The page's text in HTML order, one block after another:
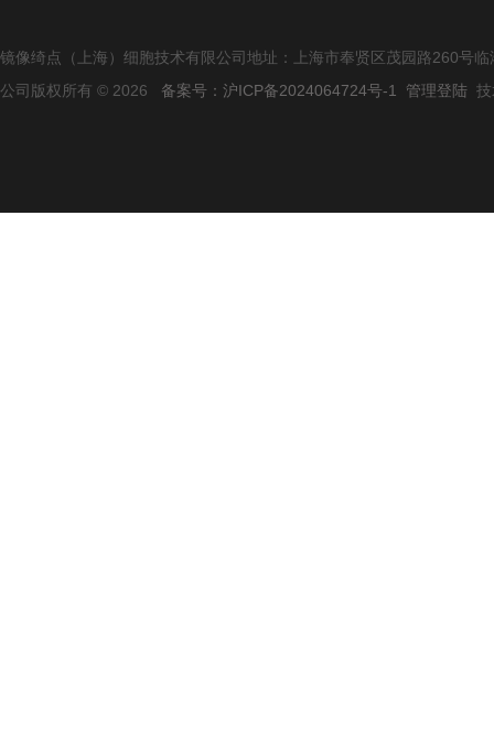
镜像绮点（上海）细胞技术有限公司地址：上海市奉贤区茂园路260号
公司版权所有 © 2026 备案号：沪ICP备2024064724号-1 管理登陆